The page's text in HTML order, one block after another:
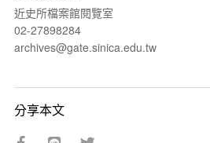
近史所檔案館閱覽室
02-27898284
archives@gate.sinica.edu.tw
分享本文